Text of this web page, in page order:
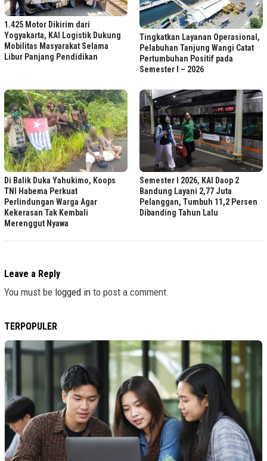
1.425 Motor Dikirim dari
Yogyakarta, KAI Logistik Dukung
Mobilitas Masyarakat Selama
Libur Panjang Pendidikan
Tingkatkan Layanan Operasional,
Pelabuhan Tanjung Wangi Catat
Pertumbuhan Positif pada
Semester I – 2026
Di Balik Duka Yahukimo, Koops
TNI Habema Perkuat
Perlindungan Warga Agar
Kekerasan Tak Kembali
Merenggut Nyawa
Semester I 2026, KAI Daop 2
Bandung Layani 2,77 Juta
Pelanggan, Tumbuh 11,2 Persen
Dibanding Tahun Lalu
Leave a Reply
You must be logged in to post a comment.
TERPOPULER